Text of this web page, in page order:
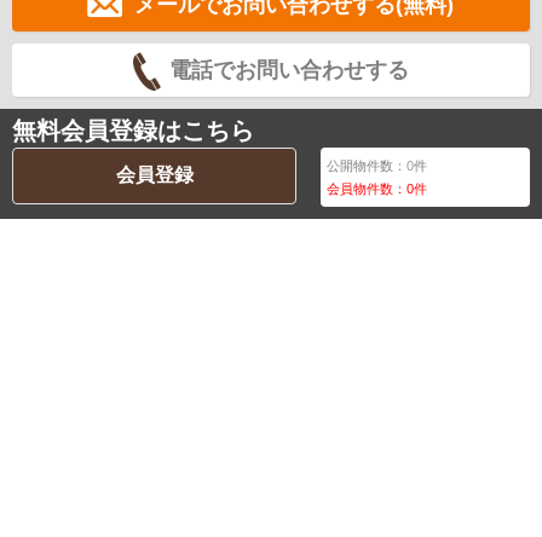
メールでお問い合わせする(無料)
電話でお問い合わせする
無料会員登録はこちら
会員登録 公開物件数：0件
会員物件数：0件